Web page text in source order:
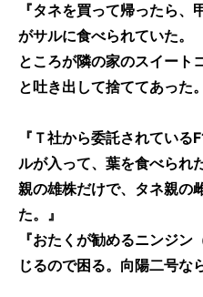
『タネを買って帰ったら、
がサルに食べられていた。
ところが隣の家のスイート
と吐き出して捨ててあった
『Ｔ社から委託されてい
ルが入って、葉を食べられ
親の雄株だけで、タネ親の
た。』
『おたくが勧めるニンジ
じるので困る。向陽二号な